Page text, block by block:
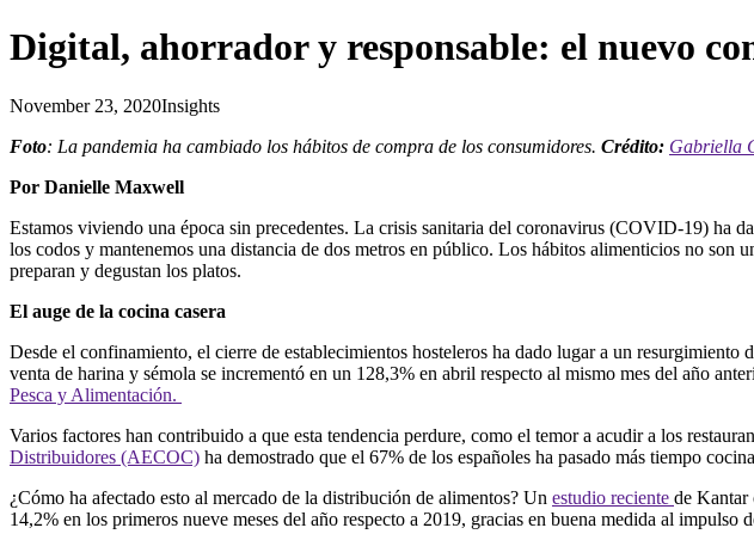
Digital, ahorrador y responsable: el nuevo
November 23, 2020Insights
Foto: La pandemia ha cambiado los hábitos de compra de los consumidores. Crédito: Gabriella
Por Danielle Maxwell
Estamos viviendo una época sin precedentes. La crisis sanitaria del coronavirus (COVID-19) ha
los codos y mantenemos una distancia de dos metros en público. Los hábitos alimenticios no
preparan y degustan los platos.
El auge de la cocina casera
Desde el confinamiento, el cierre de establecimientos hosteleros ha dado lugar a un
venta de harina y sémola se incrementó en un 128,3% en abril respecto al mismo mes del año
Pesca y Alimentación.
Varios factores han contribuido a que esta tendencia perdure, como el temor a acudir a los
Distribuidores (AECOC) ha demostrado que el 67% de los españoles ha pasado más tiempo
¿Cómo ha afectado esto al mercado de la distribución de alimentos? Un estudio reciente de Kantar
14,2% en los primeros nueve meses del año respecto a 2019, gracias en buena medida al impulso